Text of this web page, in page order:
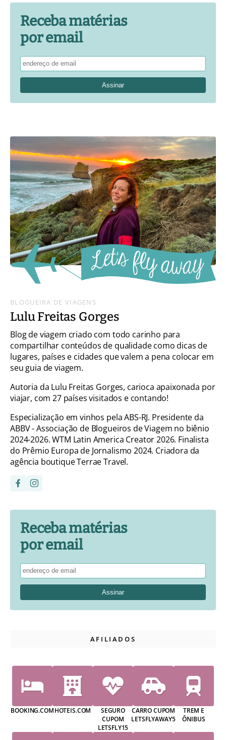
Receba matérias
por email
BLOGUEIRA DE VIAGENS
Lulu Freitas Gorges
Blog de viagem criado com todo carinho para
compartilhar conteúdos de qualidade como dicas de
lugares, países e cidades que valem a pena colocar em
seu guia de viagem.
Autoria da Lulu Freitas Gorges, carioca apaixonada por
viajar, com 27 países visitados e contando!
Especialização em vinhos pela ABS-RJ. Presidente da
ABBV - Associação de Blogueiros de Viagem no biênio
2024-2026. WTM Latin America Creator 2026. Finalista
do Prêmio Europa de Jornalismo 2024. Criadora da
agência boutique Terrae Travel.
Receba matérias
por email
AFILIADOS
BOOKING.COMHOTEIS.COM
SEGURO
CUPOM
LETSFLY15
CARRO CUPOM
LETSFLYAWAY5
TREM E
ÔNIBUS